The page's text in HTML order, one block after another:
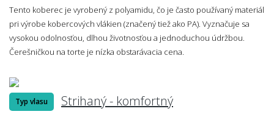
Tento koberec je vyrobený z polyamidu, čo je často používaný materiál
pri výrobe kobercových vlákien (značený tiež ako PA). Vyznačuje sa
vysokou odolnosťou, dlhou životnosťou a jednoduchou údržbou.
Čerešničkou na torte je nízka obstarávacia cena.
Typ vlasu Strihaný - komfortný